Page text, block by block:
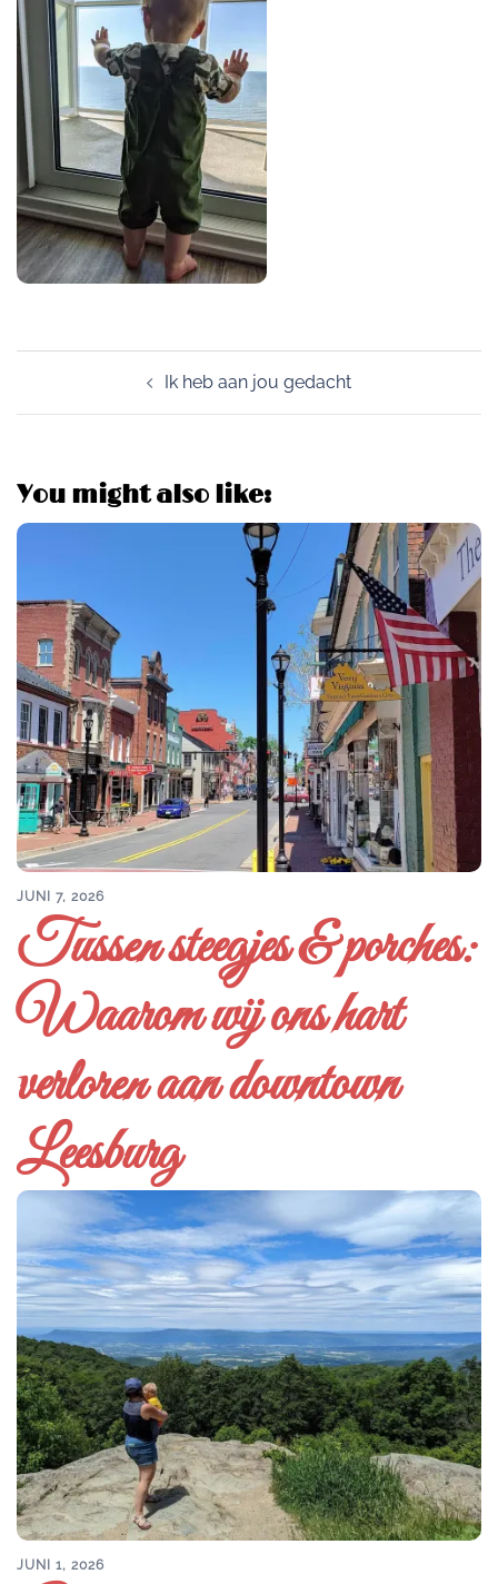
navigation
Ik heb aan jou gedacht
You might also like:
JUNI 7, 2026
Tussen steegjes & porches:
Waarom wij ons hart
verloren aan downtown
Leesburg
JUNI 1, 2026